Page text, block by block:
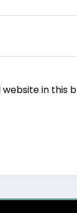
website in